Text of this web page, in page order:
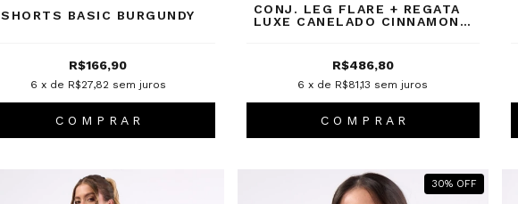
SHORTS BASIC BURGUNDY
R$166,90
6 x de R$27,82 sem juros
C O M P R A R
CONJ. LEG FLARE + REGATA
LUXE CANELADO CINNAMON
R$486,80
6 x de R$81,13 sem juros
C O M P R A R
30% OFF